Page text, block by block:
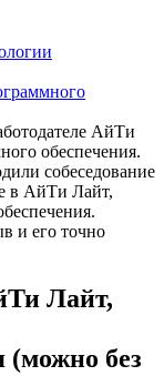
АйТи
обеспечения.
собеседование
в АйТи Лайт,
и его точно
Лайт,
(можно без